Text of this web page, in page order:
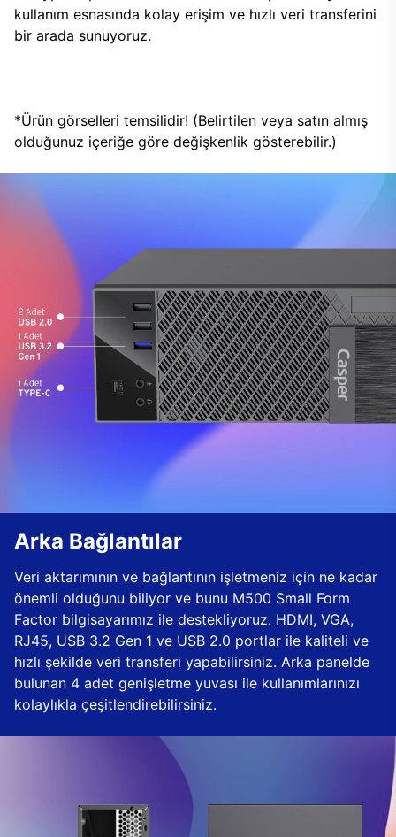
kullanım esnasında kolay erişim ve hızlı veri transferini
bir arada sunuyoruz.
*Ürün görselleri temsilidir! (Belirtilen veya satın almış
olduğunuz içeriğe göre değişkenlik gösterebilir.)
Arka Bağlantılar
Veri aktarımının ve bağlantının işletmeniz için ne kadar
önemli olduğunu biliyor ve bunu M500 Small Form
Factor bilgisayarımız ile destekliyoruz. HDMI, VGA,
RJ45, USB 3.2 Gen 1 ve USB 2.0 portlar ile kaliteli ve
hızlı şekilde veri transferi yapabilirsiniz. Arka panelde
bulunan 4 adet genişletme yuvası ile kullanımlarınızı
kolaylıkla çeşitlendirebilirsiniz.